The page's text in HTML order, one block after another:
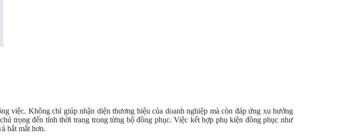
việc. Không chỉ giúp nhận diện thương hiệu của doanh nghiệp mà còn đáp ứng xu hướng
trọng đến tính thời trang trong từng bộ đồng phục. Việc kết hợp phụ kiện đồng phục như
bắt mắt hơn.